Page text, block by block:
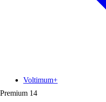
Premium 14
Voltimum+